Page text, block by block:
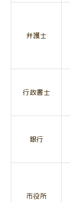
弁護士
行政書士
銀行
市役所